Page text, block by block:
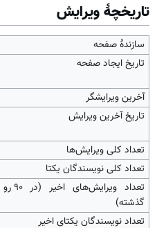
تاریخچۀ ویرایش
سازندۀ صفحه
تاریخ ایجاد صفحه
آخرین ویرایشگر
تاریخ آخرین ویرایش
تعداد کلی ویرایش‌ها
تعداد کلی نویسندگان یکتا
تعداد ویرایش‌های
گذشته)
تعداد نویسندگان یکتای اخیر